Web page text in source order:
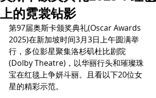
上的霓裳钻影
第97届奥斯卡颁奖典礼(Oscar Awards
2025)在新加坡时间3月3日上午圆满举
行，多位影星聚集洛杉矶杜比剧院
(Dolby Theatre)，以华丽行头和璀璨珠
宝在红毯上争妍斗丽。且看以下20位女
星的精彩示范。